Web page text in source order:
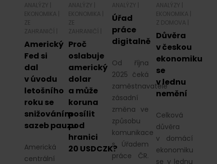
ANALÝZY
EKONOMIKA
ZE
ZAHRANIČÍ
Americký
Fed si
dal
v úvodu
letošního
roku se
snižováním
sazeb pauzu
Americká
centrální
ANALÝZY
EKONOMIKA
ZE
ZAHRANIČÍ
Proč
oslabuje
americký
dolar
a může
koruna
posílit
pod
hranici
20 USDCZK?
ANALÝZY
Úřad
práce
digitalně
Od října
2025 čeká
zaměstnavatele
zásadní
změna ve
způsobu
komunikace
s Úřadem
práce ČR.
ANALÝZY
EKONOMIKA
Z DOMOVA
Důvěra
v českou
ekonomiku
se
v lednu
nemění
Celková
důvěra
v domácí
ekonomiku
se v lednu